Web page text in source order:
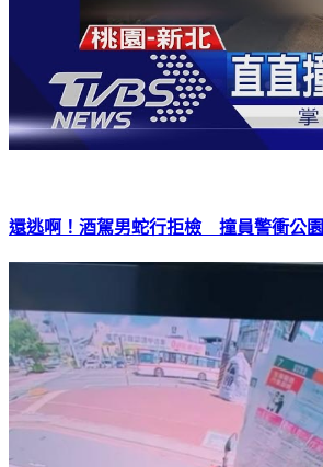
還逃啊！酒駕男蛇行拒檢 撞員警衝公園